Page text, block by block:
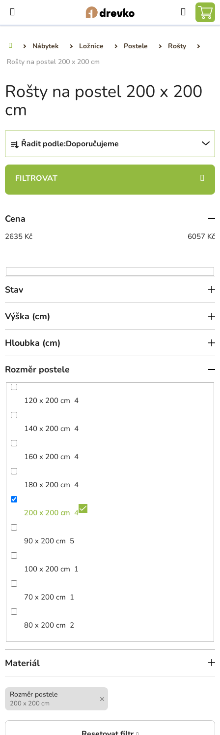
obsah
Hledat
Nábytek Ložnice Postele
Rošty
Rošty na postel 200 x 200 cm
Rošty na postel 200 x 200
cm
Ř
z
n
p
r
o
u
k
t
ů
Řadit podle:Doporučujeme
Cena
2635 Kč 6057 Kč
Stav
Výška (cm)
Hloubka (cm)
Rozměr postele
120 x 200 cm 4
140 x 200 cm 4
160 x 200 cm 4
180 x 200 cm 4
200 x 200 cm 4
90 x 200 cm 5
100 x 200 cm 1
70 x 200 cm 1
80 x 200 cm 2
Materiál
Rozměr postele
200 x 200 cm